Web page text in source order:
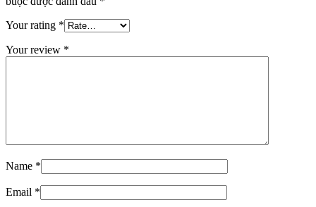
Your rating *
Your review *
Name *
Email *